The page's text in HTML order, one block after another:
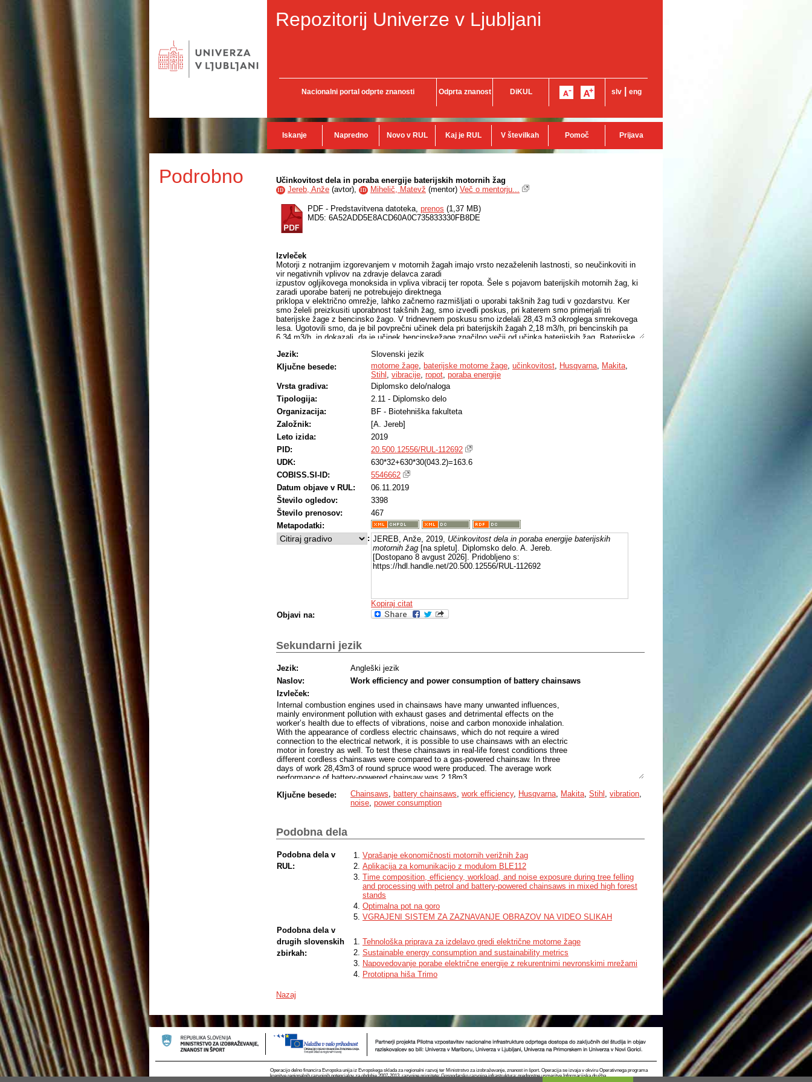
Repozitorij Univerze v Ljubljani
Nacionalni portal odprte znanosti Odprta znanost DiKUL slv eng
Iskanje Napredno Novo v RUL Kaj je RUL V številkah Pomoč Prijava
Podrobno Učinkovitost dela in poraba energije baterijskih motornih žag
ID Jereb, Anže (avtor), ID Mihelič, Matevž (mentor) Več o mentorju...
PDF - Predstavitvena datoteka, prenos (1,37 MB)
MD5: 6A52ADD5E8ACD60A0C735833330FB8DE
Izvleček
Motorji z notranjim izgorevanjem v motornih žagah imajo vrsto nezaželenih lastnosti, so neučinkoviti in
vir negativnih vplivov na zdravje delavca zaradi
izpustov ogljikovega monoksida in vpliva vibracij ter ropota. Šele s pojavom baterijskih motornih žag, ki
zaradi uporabe baterij ne potrebujejo direktnega
priklopa v električno omrežje, lahko začnemo razmišljati o uporabi takšnih žag tudi v gozdarstvu. Ker
smo želeli preizkusiti uporabnost takšnih žag, smo izvedli poskus, pri katerem smo primerjali tri
baterijske žage z bencinsko žago. V tridnevnem poskusu smo izdelali 28,43 m3 okroglega smrekovega
lesa. Ugotovili smo, da je bil povprečni učinek dela pri baterijskih žagah 2,18 m3/h, pri bencinskih pa
6,34 m3/h, in dokazali, da je učinek bencinskežage značilno večji od učinka baterijskih žag. Baterijske
Jezik:
Slovenski jezik
Ključne besede:
motorne žage, baterijske motorne žage, učinkovitost, Husqvarna, Makita,
Stihl , vibracije, ropot, poraba energije
Vrsta gradiva:
Diplomsko delo/naloga
Tipologija:
2.11 - Diplomsko delo
Organizacija:
BF - Biotehniška fakulteta
Založnik:
[A. Jereb]
Leto izida:
2019
PID:
20.500.12556/RUL-112692
UDK:
630*32+630*30(043.2)=163.6
COBISS.SI-ID:
5546662
Datum objave v RUL:
06.11.2019
Število ogledov:
3398
Število prenosov:
467
Metapodatki:
: JEREB, Anže, 2019, Učinkovitost dela in poraba energije baterijskih
motornih žag [na spletu]. Diplomsko delo. A. Jereb.
[Dostopano 8 avgust 2026]. Pridobljeno s:
https://hdl.handle.net/20.500.12556/RUL-112692
Kopiraj citat
Objavi na:
Sekundarni jezik
Jezik:
Angleški jezik
Naslov:
Work efficiency and power consumption of battery chainsaws
Izvleček:
Internal combustion engines used in chainsaws have many unwanted influences,
mainly environment pollution with exhaust gases and detrimental effects on the
worker’s health due to effects of vibrations, noise and carbon monoxide inhalation.
With the appearance of cordless electric chainsaws, which do not require a wired
connection to the electrical network, it is possible to use chainsaws with an electric
motor in forestry as well. To test these chainsaws in real-life forest conditions three
different cordless chainsaws were compared to a gas-powered chainsaw. In three
days of work 28,43m3 of round spruce wood were produced. The average work
performance of battery-powered chainsaw was 2,18m3
chainsaw produced 6,34m3/h. It was demonstrated that the effect of the gas-powered
chainsaw was significantly greater than that of a battery saw, however, the
Ključne besede: Chainsaws battery chainsaws work efficiency, Husqvarna Makita Stihl vibration
noise power consumption
Podobna dela
Podobna dela v
RUL:
Vprašanje ekonomičnosti motornih verižnih žag
Aplikacija za komunikacijo z modulom BLE112
Time composition, efficiency, workload, and noise exposure during tree felling
and processing with petrol and battery-powered chainsaws in mixed high forest
stands
Optimalna pot na goro
VGRAJENI SISTEM ZA ZAZNAVANJE OBRAZOV NA VIDEO SLIKAH
Podobna dela v
drugih slovenskih
zbirkah:
Tehnološka priprava za izdelavo gredi električne motorne žage
Sustainable energy consumption and sustainability metrics
Napovedovanje porabe električne energije z rekurentnimi nevronskimi mrežami
Prototipna hiša Trimo
Nazaj
Operacijo delno financira Evropska unija iz Evropskega sklada za regionalni razvoj ter Ministrstvo za izobraževanje, znanost in šport. Operacija se izvaja v okviru Operativnega programa
krepitve regionalnih razvojnih potencialov za obdobje 2007-2013, razvojne prioritete: Gospodarsko razvojna infrastruktura; prednostne usmeritve Informacijska družba.